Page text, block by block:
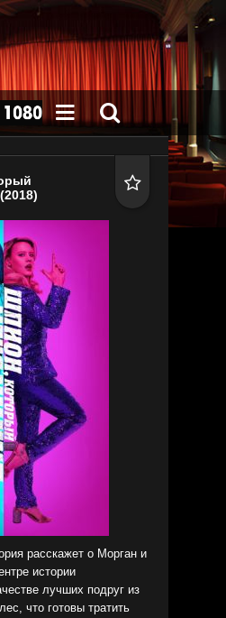
 
(2018)

расскажет о Морган и
истории
лучших подруг из
что готовы тратить